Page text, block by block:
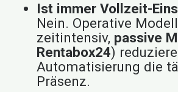
Ist immer Vollzeit-
Nein. Operative
zeitintensiv, passive
Rentabox24)
Automatisierung die
Präsenz.